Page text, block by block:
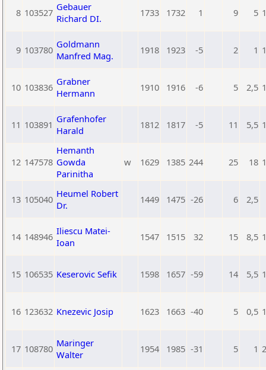
8 103527 Gebauer
Richard DI.
1733 1732 1 9 5
9 103780 Goldmann
Manfred Mag.
1918 1923 -5 2 1
10 103836 Grabner
Hermann
1910 1916 -6 5 2,5
11 103891 Grafenhofer
Harald
1812 1817 -5 11 5,5
12 147578
Hemanth
Gowda
Parinitha
w 1629 1385 244 25 18
13 105040 Heumel Robert
Dr.
1449 1475 -26 6 2,5
14 148946 Iliescu Matei-
Ioan
1547 1515 32 15 8,5
15 106535 Keserovic Sefik 1598 1657 -59 14 5,5
16 123632 Knezevic Josip 1623 1663 -40 5 0,5
17 108780 Maringer
Walter
1954 1985 -31 5 1